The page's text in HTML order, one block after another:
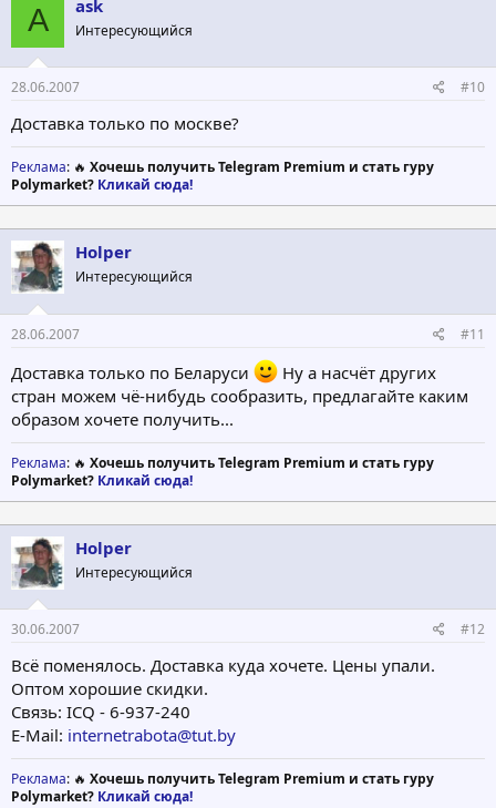
A ask
Интересующийся
28.06.2007 #10
Доставка только по москве?
Реклама: 🔥 Хочешь получить Telegram Premium и стать гуру
Polymarket? Кликай сюда!
Holper
Интересующийся
28.06.2007 #11
Доставка только по Беларуси
Ну а насчёт других
стран можем чё-нибудь сообразить, предлагайте каким
образом хочете получить...
Реклама: 🔥 Хочешь получить Telegram Premium и стать гуру
Polymarket? Кликай сюда!
Holper
Интересующийся
30.06.2007 #12
Всё поменялось. Доставка куда хочете. Цены упали.
Оптом хорошие скидки.
Связь: ICQ - 6-937-240
E-Mail: internetrabota@tut.by
Реклама: 🔥 Хочешь получить Telegram Premium и стать гуру
Polymarket? Кликай сюда!